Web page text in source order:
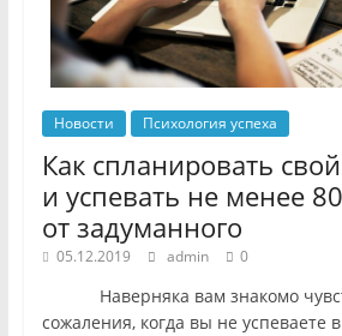
Новости Психология успеха
Как спланировать
и успевать не менее
от задуманного
05.12.2019 admin 0
Наверняка вам знакомо
сожаления, когда вы не успеваете